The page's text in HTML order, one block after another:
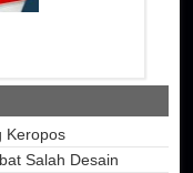
Keropos
Salah Desain